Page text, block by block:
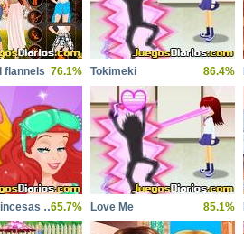
flannels 76.1% Tokimeki 86.4%
Pijamada Princesas Disney65.7% Love Me 85.1%